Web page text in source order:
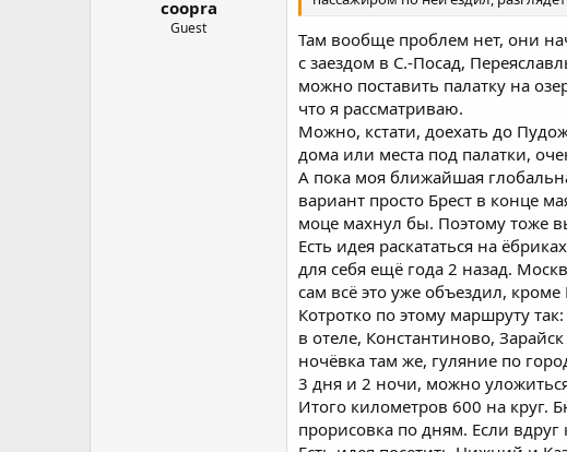
coopra
Guest
Там вообще проблем нет, они
с заездом в С.-Посад,
можно поставить палатку на
что я рассматриваю.
Можно, кстати, доехать до
дома или места под палатки,
А пока моя ближайшая
вариант просто Брест в конце
моце махнул бы. Поэтому тоже
Есть идея раскататься на
для себя ещё года 2 назад.
сам всё это уже объездил,
Котротко по этому маршруту
в отеле, Константиново,
ночёвка там же, гуляние по
3 дня и 2 ночи, можно
Итого километров 600 на круг.
прорисовка по дням. Если вдруг